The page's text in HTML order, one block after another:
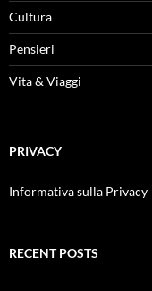
Cultura
Pensieri
Vita & Viaggi
PRIVACY
Informativa sulla Privacy
RECENT POSTS